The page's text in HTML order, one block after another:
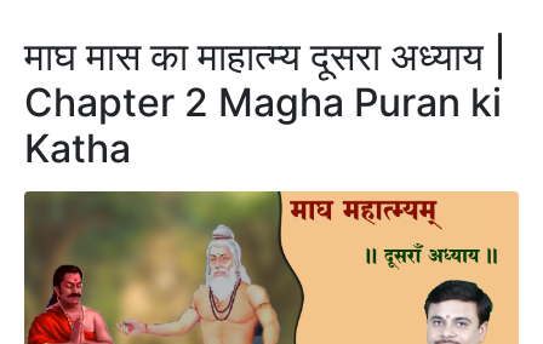
माघ मास का माहात्म्य दूसरा अध्याय |
Chapter 2 Magha Puran ki
Katha